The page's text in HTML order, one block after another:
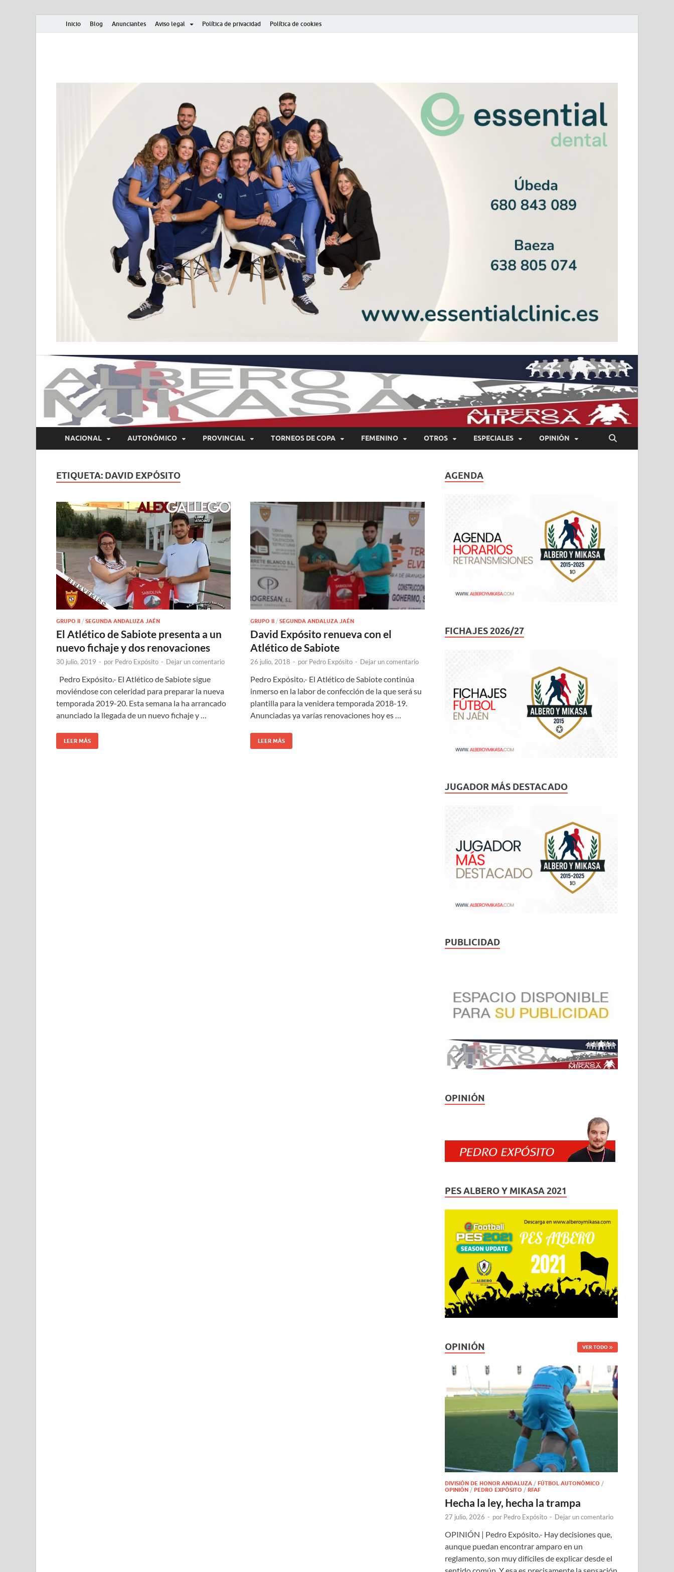
Inicio Blog Anunciantes Aviso legal Política de privacidad Política de cookies
NACIONAL AUTONÓMICO PROVINCIAL TORNEOS DE COPA FEMENINO OTROS ESPECIALES OPINIÓN
ETIQUETA: DAVID EXPÓSITO
GRUPO II / SEGUNDA ANDALUZA JAÉN
El Atlético de Sabiote presenta a un
nuevo fichaje y dos renovaciones
30 julio, 2019 - por Pedro Expósito - Dejar un comentario
Pedro Expósito.- El Atlético de Sabiote sigue
moviéndose con celeridad para preparar la nueva
temporada 2019-20. Esta semana la ha arrancado
anunciado la llegada de un nuevo fichaje y …
LEER MÁS
GRUPO II / SEGUNDA ANDALUZA JAÉN
David Expósito renueva con el
Atlético de Sabiote
26 julio, 2018 - por Pedro Expósito - Dejar un comentario
Pedro Expósito.- El Atlético de Sabiote continúa
inmerso en la labor de confección de la que será su
plantilla para la venidera temporada 2018-19.
Anunciadas ya varías renovaciones hoy es …
LEER MÁS
AGENDA
FICHAJES 2026/27
JUGADOR MÁS DESTACADO
PUBLICIDAD
OPINIÓN
PES ALBERO Y MIKASA 2021
OPINIÓN VER TODO
DIVISIÓN DE HONOR ANDALUZA /FÚTBOL AUTONÓMICO /
OPINIÓN /PEDRO EXPÓSITO /RFAF
Hecha la ley, hecha la trampa
27 julio, 2026 - por Pedro Expósito - Dejar un comentario
OPINIÓN | Pedro Expósito.- Hay decisiones que,
aunque puedan encontrar amparo en un
reglamento, son muy difíciles de explicar desde el
sentido común. Y esa es precisamente la sensación